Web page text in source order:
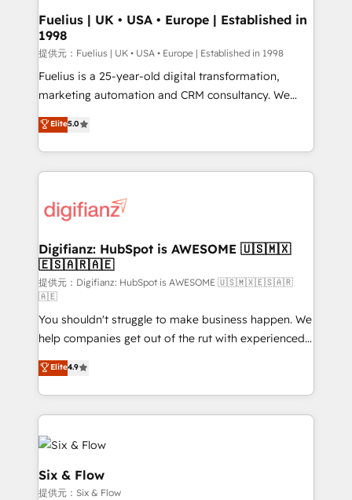
framework, meaning we've been accredited by
HubSpot and vetted by the CCS, which means we
can support public sector companies as well the
other ones listed in our profile. Our services: -
HubSpot implementation - HubSpot CMS website
is there for you to: - Grow revenue, and run your
business more efficiently - Build stronger
more people - Get the most out of your HubSpot
investment
Fuelius | UK • USA • Europe | Established in
1998
提供元：Fuelius | UK • USA • Europe | Established in 1998
Fuelius is a 25-year-old digital transformation,
marketing automation and CRM consultancy. We
enable mid-market and enterprise clients to
maximise their return from digital and fuel their
growth. We modernise platforms, streamline
operations that are causing inefficiencies, improve
supercharge revenue operations Key services: • CRM
Transformation / Web Development • RevOps &
Sales Consulting • Marketing Automation What
makes us different? 🚀 Top 0.5% of global HubSpot
agencies ⚙️ The strongest technical ability and
integration capabilities 💼 Consultative, long-term
partners who will embed ourselves into your
business, processes and systems 🏢 We specialise in
working with mid-market and enterprise
organisations, global organisations and those with
complex use cases 🏆 CRM Implementation,
Platform Enablement, Custom Integration and
Onboarding Accredited 🔐 ISO27001 & ISO9001
Certified
Elite5.0
Digifianz: HubSpot is AWESOME 🇺🇸🇲🇽
🇪🇸🇦🇷🇦🇪
提供元：Digifianz: HubSpot is AWESOME 🇺🇸🇲🇽🇪🇸🇦🇷
🇦🇪
You shouldn't struggle to make business happen. We
help companies get out of the rut with experienced,
process-oriented teams implementing HubSpot
Marketing, Sales, Service, CMS and Operations Hub,
so selling and actually engaging with your customers
feels easy and pain-free. We are a top ranked
HubSpot Elite Partner, winner of Rookie of the Year
and Customer First Awards, 4.9/5 rating in HubSpot
Reviews and 4.9/5 rating in Clutch Reviews. Digifianz
helps the following industries: logistics & 3PL, home
Elite4.9
Six & Flow
提供元：Six & Flow